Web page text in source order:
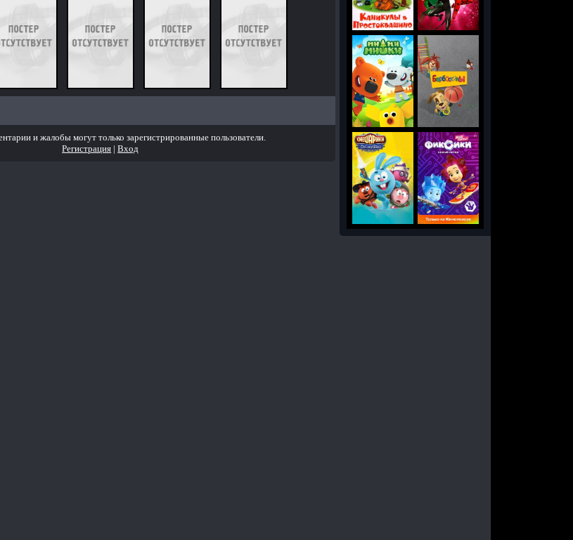
и жалобы могут только зарегистрированные пользователи.
Регистрация |Вход